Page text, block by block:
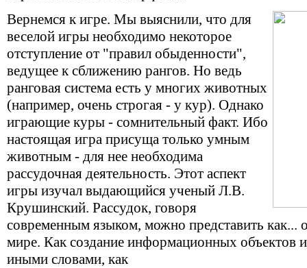
Вернемся к игре. Мы выяснили, что для
веселой игры необходимо некоторое
отступление от "правил обыденности",
ведущее к сближению рангов. Но ведь
ранговая система есть у многих животных
(например, очень строгая - у кур). Однако
играющие куры - сомнительный факт. Ибо
настоящая игра присуща только умным
животным - для нее необходима
рассудочная деятельность. Этот аспект
игры изучал выдающийся ученый Л.В.
Крушинский. Рассудок, говоря
современным языком, можно представить как...
мире. Как создание информационных объектов
иными словами, как